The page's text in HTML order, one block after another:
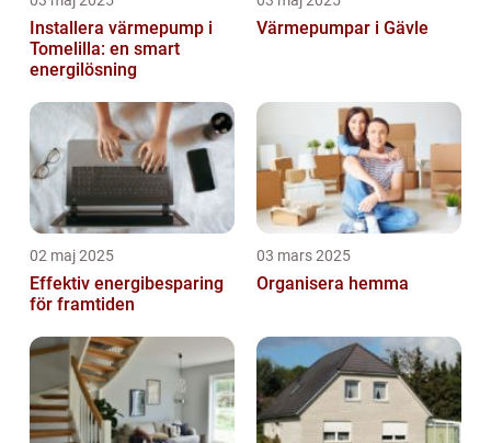
Installera värmepump i
Tomelilla: en smart
energilösning
Värmepumpar i Gävle
02 maj 2025
Effektiv energibesparing
för framtiden
03 mars 2025
Organisera hemma